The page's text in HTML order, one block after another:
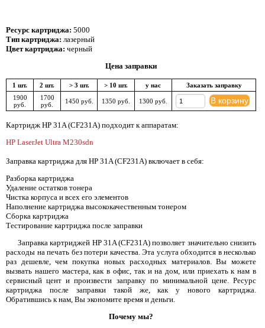
Ресурс картриджа: 5000
Тип картриджа: лазерный
Цвет картриджа: черный
Цена заправки
1 шт. 2 шт. > 3 шт. > 10 шт. у нас
Заказать заправку
1900
руб.
1700
руб.
1450 руб. 1350 руб. 1300 руб. В корзину
Картридж HP 31A (CF231A) подходит к аппаратам:
HP LaserJet Ultra M230sdn
Заправка картриджа для HP 31A (CF231A) включает в себя:
Разборка картриджа
Удаление остатков тонера
Чистка корпуса и всех его элементов
Наполнение картриджа высококачественным тонером
Сборка картриджа
Тестирование картриджа после заправки
Заправка картриджей HP 31A (CF231A) позволяет значительно снизить
расходы на печать без потери качества. Эта услуга обходится в несколько
раз дешевле, чем покупка новых расходных материалов. Вы можете
вызвать нашего мастера, как в офис, так и на дом, или приехать к нам в
сервисный цент и произвести заправку по минимальной цене. Ресурс
картриджа после заправки такой же, как у нового картриджа.
Обратившись к нам, Вы экономите время и деньги.
Почему мы?